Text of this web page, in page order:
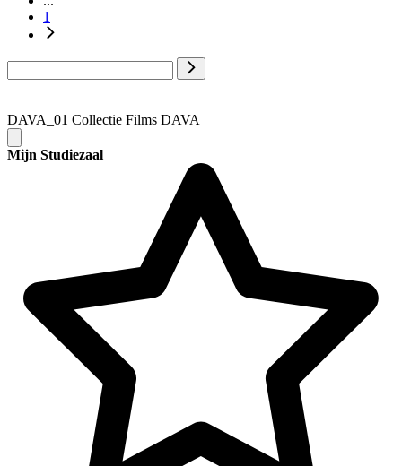
1
DAVA_01 Collectie Films DAVA
Mijn Studiezaal